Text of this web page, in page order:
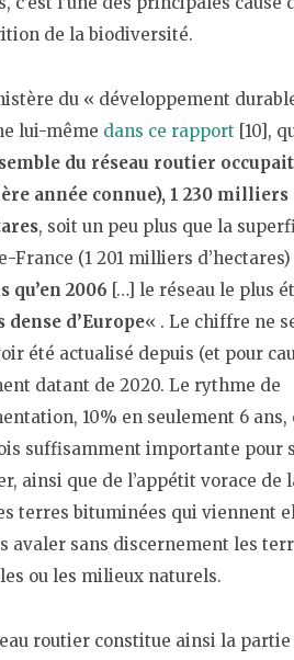
de la biodiversité.
du « développement
lui-même dans ce rapport [10],
du réseau routier
année connue), 1 230 milliers
, soit un peu plus que la
France (1 201 milliers
qu’en 2006 […] le réseau le plus
dense d’Europe« . Le chiffre ne
été actualisé depuis (et pour
datant de 2020. Le rythme de
10% en seulement 6 ans,
suffisamment importante pour
ainsi que de l’appétit vorace de
terres bituminées qui viennent
avaler sans discernement les
ou les milieux naturels.
routier constitue ainsi la